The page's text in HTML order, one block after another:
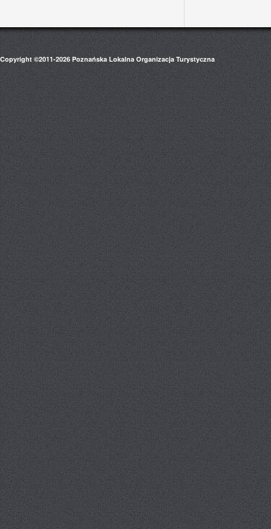
Copyright ©2011-2026 Poznańska Lokalna Organizacja Turystyczna